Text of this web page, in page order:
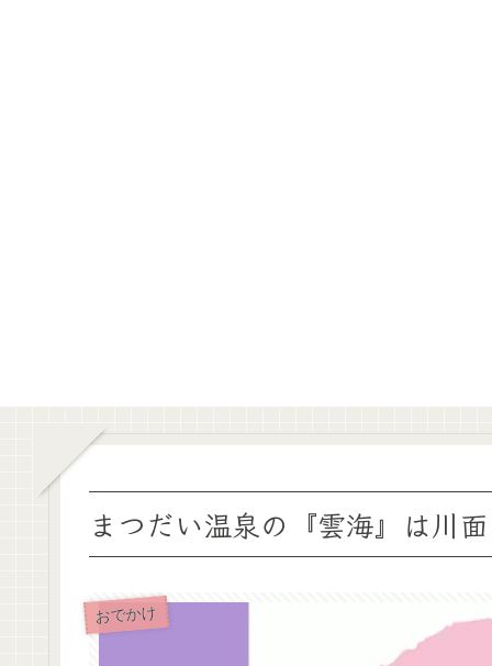
まつだい温泉の『雲海』は川
おでかけ